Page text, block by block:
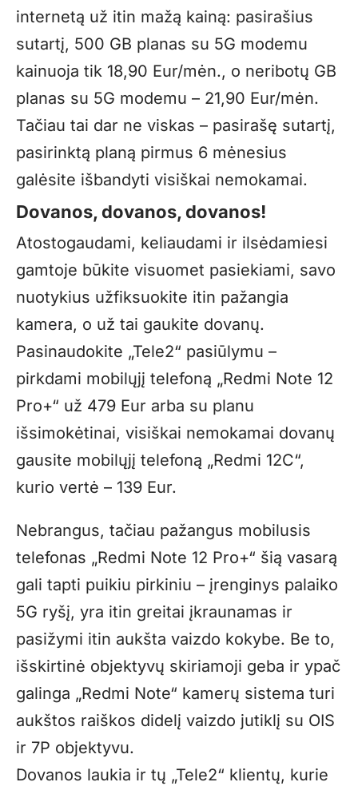
internetą už itin mažą kainą: pasirašius
sutartį, 500 GB planas su 5G modemu
kainuoja tik 18,90 Eur/mėn., o neribotų GB
planas su 5G modemu – 21,90 Eur/mėn.
Tačiau tai dar ne viskas – pasirašę sutartį,
pasirinktą planą pirmus 6 mėnesius
galėsite išbandyti visiškai nemokamai.
Dovanos, dovanos, dovanos!
Atostogaudami, keliaudami ir ilsėdamiesi
gamtoje būkite visuomet pasiekiami, savo
nuotykius užfiksuokite itin pažangia
kamera, o už tai gaukite dovanų.
Pasinaudokite „Tele2“ pasiūlymu –
pirkdami mobilųjį telefoną „Redmi Note 12
Pro+“ už 479 Eur arba su planu
išsimokėtinai, visiškai nemokamai dovanų
gausite mobilųjį telefoną „Redmi 12C“,
kurio vertė – 139 Eur.
Nebrangus, tačiau pažangus mobilusis
telefonas „Redmi Note 12 Pro+“ šią vasarą
gali tapti puikiu pirkiniu – įrenginys palaiko
5G ryšį, yra itin greitai įkraunamas ir
pasižymi itin aukšta vaizdo kokybe. Be to,
išskirtinė objektyvų skiriamoji geba ir ypač
galinga „Redmi Note“ kamerų sistema turi
aukštos raiškos didelį vaizdo jutiklį su OIS
ir 7P objektyvu.
Dovanos laukia ir tų „Tele2“ klientų, kurie